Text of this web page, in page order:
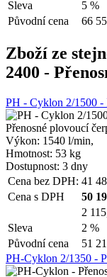
Sleva
5 %
Původní cena
66
Zboží ze
2400 -
PH - Cyklon 2/1500 -
Přenosné plovoucí
Výkon: 1540 l/min,
Hmotnost: 53 kg
Dostupnost: 3 dny
Cena bez DPH: 41
Cena s DPH
50
2
Sleva
2 %
Původní cena
51
PH-Cyklon 2/1350 -